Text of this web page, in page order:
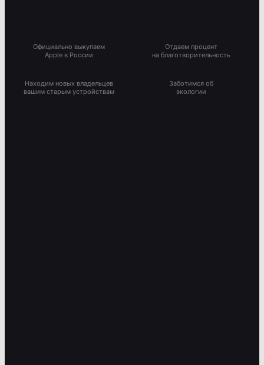
Официально выкупаем
Apple в России
Отдаем процент
на благотворительность
Находим новых владельцев
вашим старым устройствам
Заботимся об
экологии